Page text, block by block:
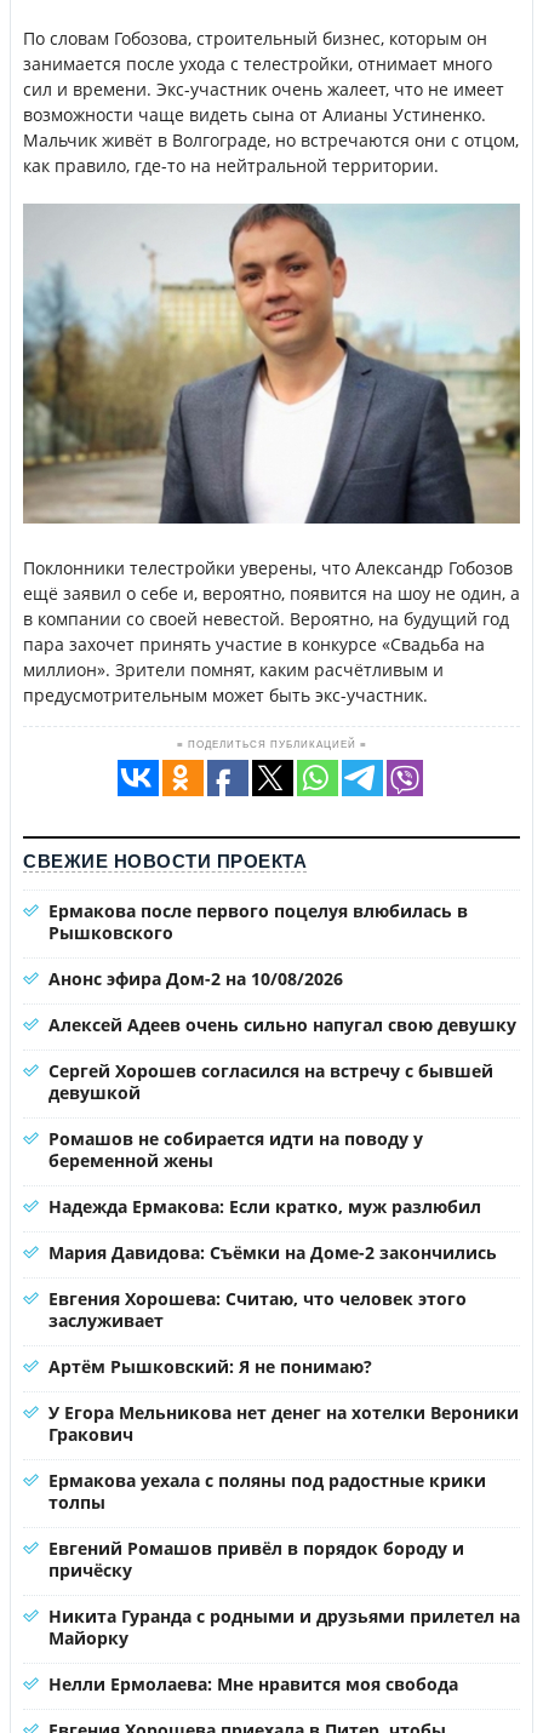
По словам Гобозова, строительный бизнес, которым он
занимается после ухода с телестройки, отнимает много
сил и времени. Экс-участник очень жалеет, что не имеет
возможности чаще видеть сына от Алианы Устиненко.
Мальчик живёт в Волгограде, но встречаются они с отцом,
как правило, где-то на нейтральной территории.
Поклонники телестройки уверены, что Александр Гобозов
ещё заявил о себе и, вероятно, появится на шоу не один, а
в компании со своей невестой. Вероятно, на будущий год
пара захочет принять участие в конкурсе «Свадьба на
миллион». Зрители помнят, каким расчётливым и
предусмотрительным может быть экс-участник.
≡ ПОДЕЛИТЬСЯ ПУБЛИКАЦИЕЙ ≡
СВЕЖИЕ НОВОСТИ ПРОЕКТА
Ермакова после первого поцелуя влюбилась в
Рышковского
Анонс эфира Дом-2 на 10/08/2026
Алексей Адеев очень сильно напугал свою девушку
Сергей Хорошев согласился на встречу с бывшей
девушкой
Ромашов не собирается идти на поводу у
беременной жены
Надежда Ермакова: Если кратко, муж разлюбил
Мария Давидова: Съёмки на Доме-2 закончились
Евгения Хорошева: Считаю, что человек этого
заслуживает
Артём Рышковский: Я не понимаю?
У Егора Мельникова нет денег на хотелки Вероники
Гракович
Ермакова уехала с поляны под радостные крики
толпы
Евгений Ромашов привёл в порядок бороду и
причёску
Никита Гуранда с родными и друзьями прилетел на
Майорку
Нелли Ермолаева: Мне нравится моя свобода